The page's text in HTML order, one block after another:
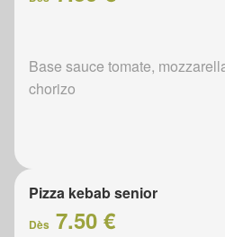
Base sauce tomate,
chorizo
Pizza kebab senior
Dès 7.50 €